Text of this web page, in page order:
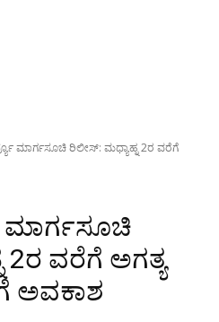
ಮಾರ್ಗಸೂಚಿ ರಿಲೀಸ್: ಮಧ್ಯಾಹ್ನ 2ರ ವರೆಗೆ
ಮಾರ್ಗಸೂಚಿ
2ರ ವರೆಗೆ ಅಗತ್ಯ
ಅವಕಾಶ